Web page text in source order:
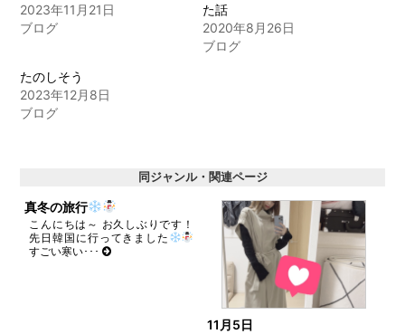
い
ウ
ィ
ウ
で
開
き
ま
し
し
い
き
ま
す)
2023年11月21日
ブログ
た話
2020年8月26日
ブログ
たのしそう
2023年12月8日
ブログ
同ジャンル・関連ページ
真冬の旅行
こんにちは～ お久しぶりです！
先日韓国に行ってきました
すごい寒い･･･
11月5日